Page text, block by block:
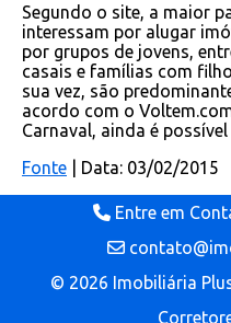
Segundo o site, a maior
interessam por alugar
por grupos de jovens,
casais e famílias com
sua vez, são
acordo com o
Carnaval, ainda é
Fonte | Data: 03/02/2015
Entre em
© 2026 Imobiliária